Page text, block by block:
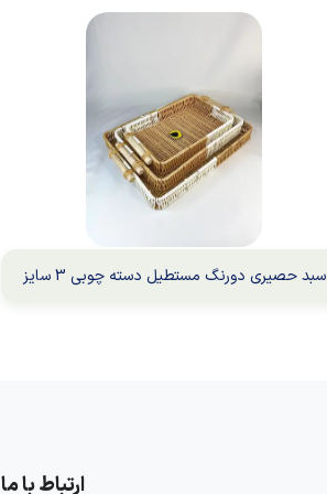
سبد حصیری دورنگ مستطیل دسته چوبی 3 سایز
ارتباط با ما